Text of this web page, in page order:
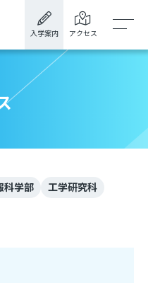
入学案内 アクセス
科学部
工学研究科